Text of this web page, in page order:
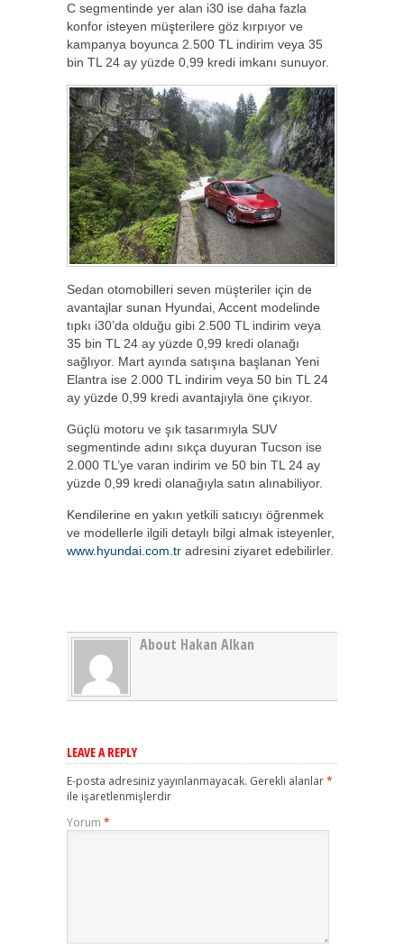
C segmentinde yer alan i30 ise daha fazla
konfor isteyen müşterilere göz kırpıyor ve
kampanya boyunca 2.500 TL indirim veya 35
bin TL 24 ay yüzde 0,99 kredi imkanı sunuyor.
Sedan otomobilleri seven müşteriler için de
avantajlar sunan Hyundai, Accent modelinde
tıpkı i30’da olduğu gibi 2.500 TL indirim veya
35 bin TL 24 ay yüzde 0,99 kredi olanağı
sağlıyor. Mart ayında satışına başlanan Yeni
Elantra ise 2.000 TL indirim veya 50 bin TL 24
ay yüzde 0,99 kredi avantajıyla öne çıkıyor.
Güçlü motoru ve şık tasarımıyla SUV
segmentinde adını sıkça duyuran Tucson ise
2.000 TL’ye varan indirim ve 50 bin TL 24 ay
yüzde 0,99 kredi olanağıyla satın alınabiliyor.
Kendilerine en yakın yetkili satıcıyı öğrenmek
ve modellerle ilgili detaylı bilgi almak isteyenler,
www.hyundai.com.tr adresini ziyaret edebilirler.
About Hakan Alkan
LEAVE A REPLY
E-posta adresiniz yayınlanmayacak. Gerekli alanlar*
ile işaretlenmişlerdir
Yorum *